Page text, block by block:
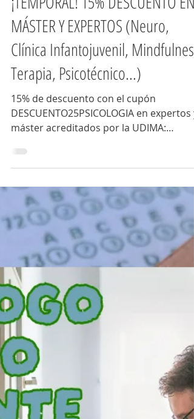
lalaunediencer
Salidas laborales
¡TEMPORAL! 15% DESCUENTO EN
MÁSTER Y EXPERTOS (Neuro,
Clínica Infantojuvenil, Mindfulness,
Terapia, Psicotécnico...)
DESCUENTO25PSICOLOGIA en expertos y
máster acreditados por la UDIMA:
neuropsicología, sexología, (AMIR, APIR).